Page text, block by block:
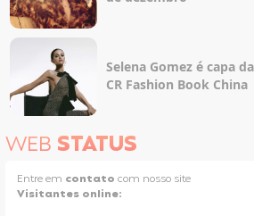
Selena Gomez é capa
CR Fashion Book China
WEB STATUS
Entre em contato com nosso site
Visitantes online: